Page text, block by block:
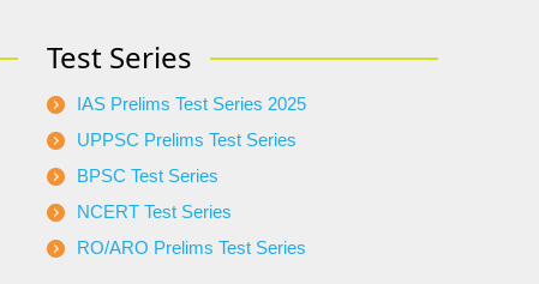
Test Series
IAS Prelims Test Series 2025
UPPSC Prelims Test Series
BPSC Test Series
NCERT Test Series
RO/ARO Prelims Test Series